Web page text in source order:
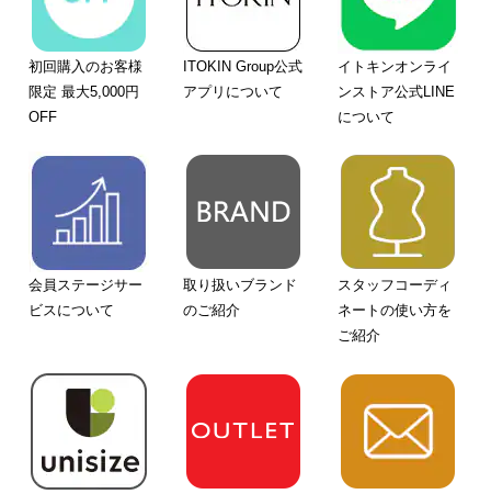
初回購入のお客様
限定 最大5,000円
OFF
ITOKIN Group公式
アプリについて
イトキンオンライ
ンストア公式LINE
について
会員ステージサー
ビスについて
取り扱いブランド
のご紹介
スタッフコーディ
ネートの使い方を
ご紹介